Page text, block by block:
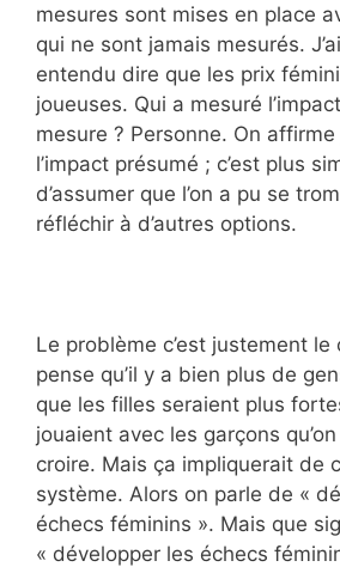
mesures sont mises en place
qui ne sont jamais mesurés.
entendu dire que les prix
joueuses. Qui a mesuré
mesure ? Personne. On
l’impact présumé ; c’est plus
d’assumer que l’on a pu se
réfléchir à d’autres options.
Le problème c’est justement
pense qu’il y a bien plus de
que les filles seraient plus
jouaient avec les garçons
croire. Mais ça impliquerait de
système. Alors on parle de «
échecs féminins ». Mais que
« développer les échecs